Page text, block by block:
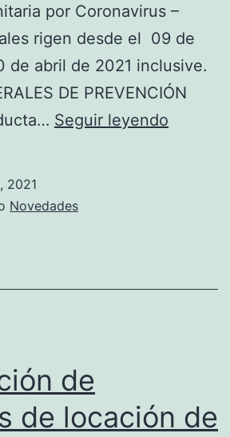
por Coronavirus –
rigen desde el 09 de
de abril de 2021 inclusive.
DE PREVENCIÓN
Seguir leyendo
2021
Novedades
de
de locación de